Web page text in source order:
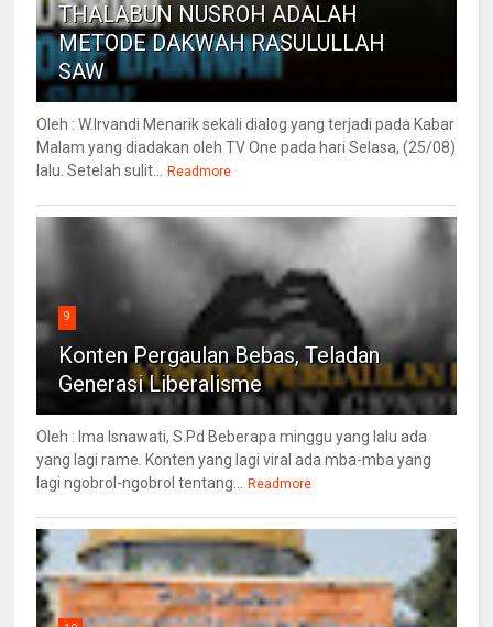
THALABUN NUSROH ADALAH
METODE DAKWAH RASULULLAH
SAW
Oleh : W.Irvandi Menarik sekali dialog yang terjadi pada Kabar
Malam yang diadakan oleh TV One pada hari Selasa, (25/08)
lalu. Setelah sulit...
Readmore
9
Konten Pergaulan Bebas, Teladan
Generasi Liberalisme
Oleh : Ima Isnawati, S.Pd Beberapa minggu yang lalu ada
yang lagi rame. Konten yang lagi viral ada mba-mba yang
lagi ngobrol-ngobrol tentang...
Readmore